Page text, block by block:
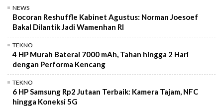
NEWS
Bocoran Reshuffle Kabinet Agustus: Norman Joesoef
Bakal Dilantik Jadi Wamenhan RI
TEKNO
4 HP Murah Baterai 7000 mAh, Tahan hingga 2 Hari
dengan Performa Kencang
TEKNO
6 HP Samsung Rp2 Jutaan Terbaik: Kamera Tajam, NFC
hingga Koneksi 5G